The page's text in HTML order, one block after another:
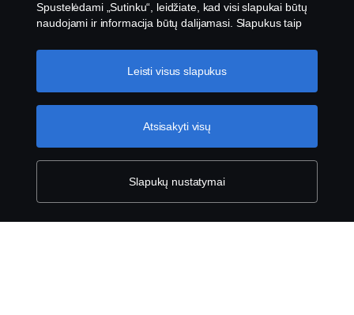
Teisinis pranešimas
Susisiekite su mumis
Pranešimų teikimas
Spustelėdami „Sutinku“, leidžiate, kad visi slapukai būtų
naudojami ir informacija būtų dalijamasi. Slapukus taip
pasirinkę norimas priimti kategorijas. Norėdami sužinoti
daugiau, kaip naudojame slapukus, apsilankykite mūsų
Slapukų nustatymai
Atsisakyti visų
Leisti visus slapukus